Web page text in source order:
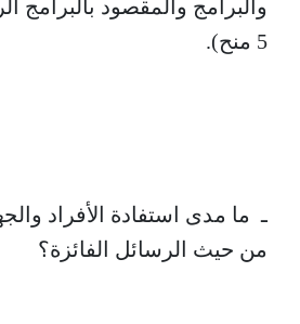
والبرامج والمقصود بالبرامج
5 منح).
ـ ما مدى استفادة الأفراد
من حيث الرسائل الفائزة؟